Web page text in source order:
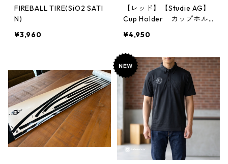
FIREBALL TIRE(SiO2 SATI
N)
¥3,960
【レッド】【Studie AG】
Cup Holder カップホル
¥4,950